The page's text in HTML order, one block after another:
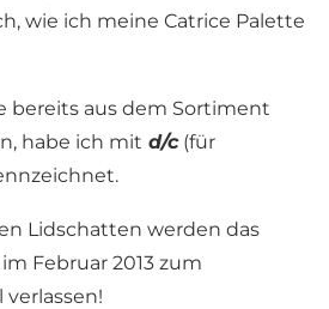
wie ich meine Catrice Palette
bereits aus dem Sortiment
habe ich mit d/c(für
Lidschatten werden das
Februar 2013 zum